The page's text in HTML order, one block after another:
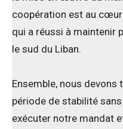
coopération est au
qui a réussi à maintenir
le sud du Liban.
Ensemble, nous
période de stabilité
exécuter notre mandat